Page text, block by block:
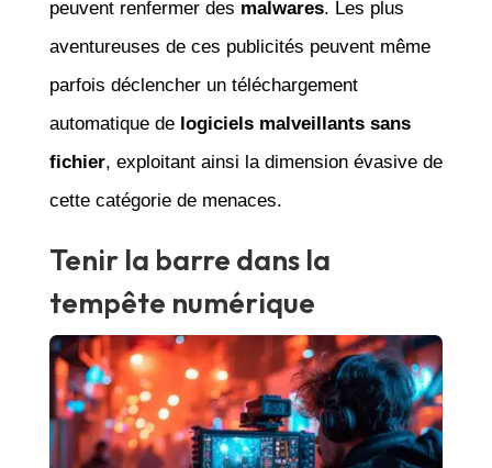
peuvent renfermer des malwares. Les plus
aventureuses de ces publicités peuvent même
parfois déclencher un téléchargement
automatique de logiciels malveillants sans
fichier, exploitant ainsi la dimension évasive de
cette catégorie de menaces.
Tenir la barre dans la
tempête numérique